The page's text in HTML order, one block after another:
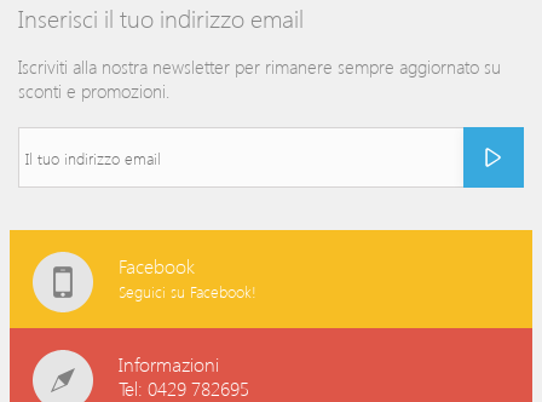
Inserisci il tuo indirizzo email
Iscriviti alla nostra newsletter per rimanere sempre aggiornato su
sconti e promozioni.
Facebook
Seguici su Facebook!
Informazioni
Tel: 0429 782695